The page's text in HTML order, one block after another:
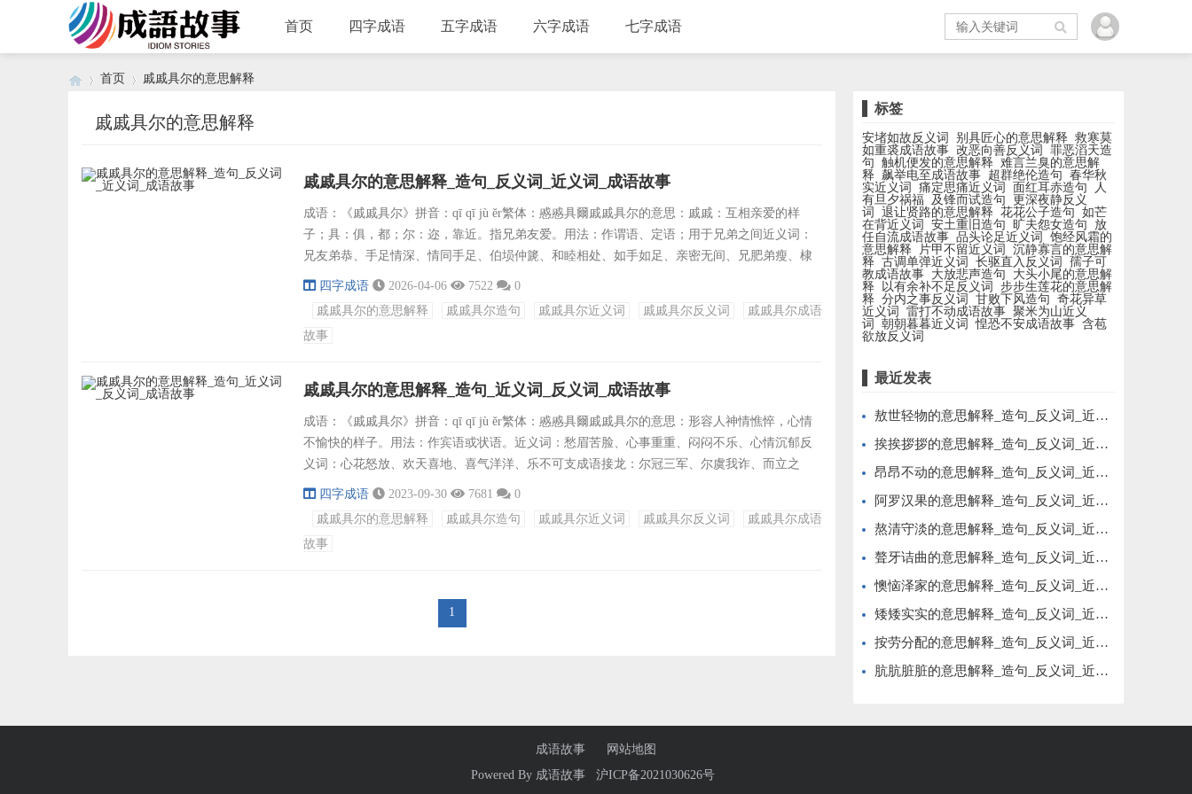
首页 四字成语 五字成语 六字成语 七字成语
首页 戚戚具尔的意思解释
戚戚具尔的意思解释
戚戚具尔的意思解释_造句_反义词_近义词_成语故事
成语：《戚戚具尔》拼音：qī qī jù ěr繁体：慼慼具爾戚戚具尔的意思：戚戚：互相亲爱的样
子；具：俱，都；尔：迩，靠近。指兄弟友爱。用法：作谓语、定语；用于兄弟之间近义词：
兄友弟恭、手足情深、情同手足、伯埙仲篪、和睦相处、如手如足、亲密无间、兄肥弟瘦、棣
棠之华、连枝同气反义词：兄弟阋墙、同室操戈、阋墙之争、自相残杀、骨肉相残、煮豆燃
尔汝之交、尔俸尔禄、尔为尔，我为我、尔虞我诈 → 诈败佯输 → 输心服意 → 意得志满 → 满
面春风...
四字成语 2026-04-06 7522
0
戚戚具尔的意思解释
戚戚具尔造句 戚戚具尔近义词 戚戚具尔反义词
戚戚具尔成语
故事
戚戚具尔的意思解释_造句_近义词_反义词_成语故事
成语：《戚戚具尔》拼音：qī qī jù ěr繁体：慼慼具爾戚戚具尔的意思：形容人神情憔悴，心情
不愉快的样子。用法：作宾语或状语。近义词：愁眉苦脸、心事重重、闷闷不乐、心情沉郁反
义词：心花怒放、欢天喜地、喜气洋洋、乐不可支成语接龙：尔冠三军、尔虞我诈、而立之
年、耳边风、耳提面命、耳熟目染、耳软心活、耳目一新、耳目肃清、耳鸣目眩、耳闻目睹、
寐也。”造句：1.他从考场出来，一脸戚戚具尔的样子，似乎考得不好。2.她失恋后，每天都戚
戚具尔...
四字成语 2023-09-30 7681
0
戚戚具尔的意思解释
戚戚具尔造句 戚戚具尔近义词 戚戚具尔反义词
戚戚具尔成语
故事
1
标签
安堵如故反义词 别具匠心的意思解释 救寒莫
如重裘成语故事 改恶向善反义词
罪恶滔天造
句 触机便发的意思解释 难言兰臭的意思解
释 飙举电至成语故事 超群绝伦造句 春华秋
实近义词
痛定思痛近义词 面红耳赤造句
人
有旦夕祸福
及锋而试造句
更深夜静反义
词
退让贤路的意思解释 花花公子造句 如芒
在背近义词
安土重旧造句 旷夫怨女造句
放
任自流成语故事 品头论足近义词
饱经风霜的
意思解释
片甲不留近义词
沉静寡言的意思解
释 古调单弹近义词 长驱直入反义词
孺子可
教成语故事 大放悲声造句
大头小尾的意思解
释
以有余补不足反义词
步步生莲花的意思解
释 分内之事反义词 甘败下风造句 奇花异草
近义词
雷打不动成语故事 聚米为山近义
词
朝朝暮暮近义词 惶恐不安成语故事 含苞
欲放反义词
最近发表
敖世轻物的意思解释_造句_反义词_近义词_成语故事
挨挨拶拶的意思解释_造句_反义词_近义词_成语故事
昂昂不动的意思解释_造句_反义词_近义词_成语故事
阿罗汉果的意思解释_造句_反义词_近义词_成语故事
熬清守淡的意思解释_造句_反义词_近义词_成语故事
聱牙诘曲的意思解释_造句_反义词_近义词_成语故事
懊恼泽家的意思解释_造句_反义词_近义词_成语故事
矮矮实实的意思解释_造句_反义词_近义词_成语故事
按劳分配的意思解释_造句_反义词_近义词_成语故事
肮肮脏脏的意思解释_造句_反义词_近义词_成语故事
成语故事
网站地图
Powered By 成语故事 沪ICP备2021030626号